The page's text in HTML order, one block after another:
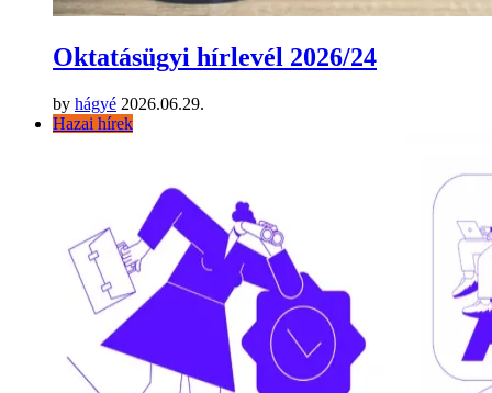
Oktatásügyi hírlevél 2026/24
by hágyé 2026.06.29.
Hazai hírek